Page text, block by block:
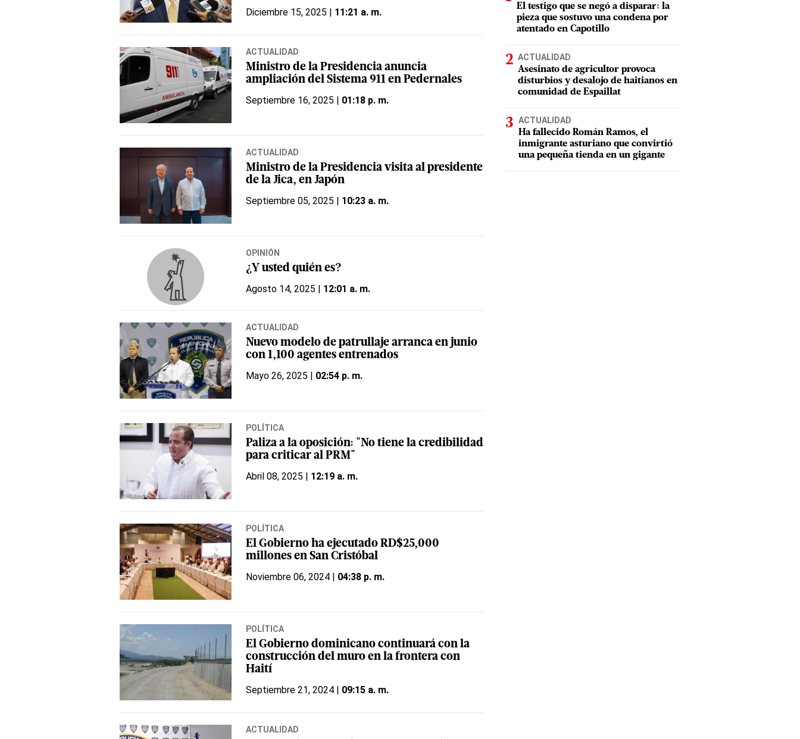
Diciembre 15, 2025 | 11:21 a. m.
ACTUALIDAD
Ministro de la Presidencia anuncia
ampliación del Sistema 911 en Pedernales
Septiembre 16, 2025 | 01:18 p. m.
ACTUALIDAD
Ministro de la Presidencia visita al presidente
de la Jica, en Japón
Septiembre 05, 2025 | 10:23 a. m.
OPINIÓN
¿Y usted quién es?
Agosto 14, 2025 | 12:01 a. m.
ACTUALIDAD
Nuevo modelo de patrullaje arranca en junio
con 1,100 agentes entrenados
Mayo 26, 2025 | 02:54 p. m.
POLÍTICA
Paliza a la oposición: "No tiene la credibilidad
para criticar al PRM"
Abril 08, 2025 | 12:19 a. m.
POLÍTICA
El Gobierno ha ejecutado RD$25,000
millones en San Cristóbal
Noviembre 06, 2024 | 04:38 p. m.
POLÍTICA
El Gobierno dominicano continuará con la
construcción del muro en la frontera con
Haití
Septiembre 21, 2024 | 09:15 a. m.
ACTUALIDAD
El testigo que se negó a disparar: la
pieza que sostuvo una condena por
atentado en Capotillo
ACTUALIDAD
Asesinato de agricultor provoca
disturbios y desalojo de haitianos en
comunidad de Espaillat
ACTUALIDAD
Ha fallecido Román Ramos, el
inmigrante asturiano que convirtió
una pequeña tienda en un gigante